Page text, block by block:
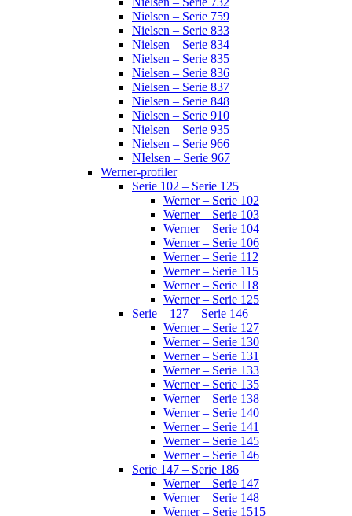
Nielsen – Serie 759
Nielsen – Serie 833
Nielsen – Serie 834
Nielsen – Serie 835
Nielsen – Serie 836
Nielsen – Serie 837
Nielsen – Serie 848
Nielsen – Serie 910
Nielsen – Serie 935
Nielsen – Serie 966
NIelsen – Serie 967
Werner-profiler
Serie 102 – Serie 125
Werner – Serie 102
Werner – Serie 103
Werner – Serie 104
Werner – Serie 106
Werner – Serie 112
Werner – Serie 115
Werner – Serie 118
Werner – Serie 125
Serie – 127 – Serie 146
Werner – Serie 127
Werner – Serie 130
Werner – Serie 131
Werner – Serie 133
Werner – Serie 135
Werner – Serie 138
Werner – Serie 140
Werner – Serie 141
Werner – Serie 145
Werner – Serie 146
Serie 147 – Serie 186
Werner – Serie 147
Werner – Serie 148
Werner – Serie 1515